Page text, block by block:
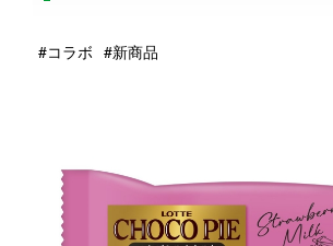
#コラボ #新商品